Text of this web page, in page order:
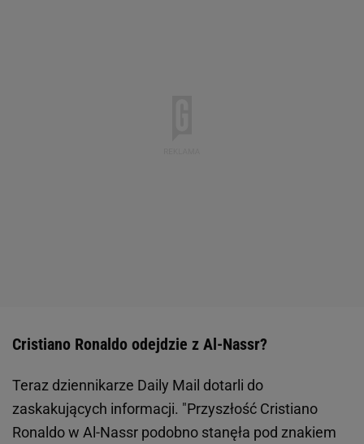
Cristiano Ronaldo odejdzie z Al-Nassr?
Teraz dziennikarze Daily Mail dotarli do
zaskakujących informacji. "Przyszłość Cristiano
Ronaldo w Al-Nassr podobno stanęła pod znakiem